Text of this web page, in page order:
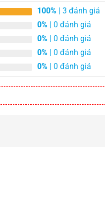
100% | 3 đánh giá
0% | 0 đánh giá
0% | 0 đánh giá
0% | 0 đánh giá
0% | 0 đánh giá